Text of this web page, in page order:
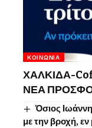
ΚΟΙΝΩΝΊΑ
ΧΑΛΚΙΔΑ-
ΝΕΑ
Όσιος
με την βροχή,